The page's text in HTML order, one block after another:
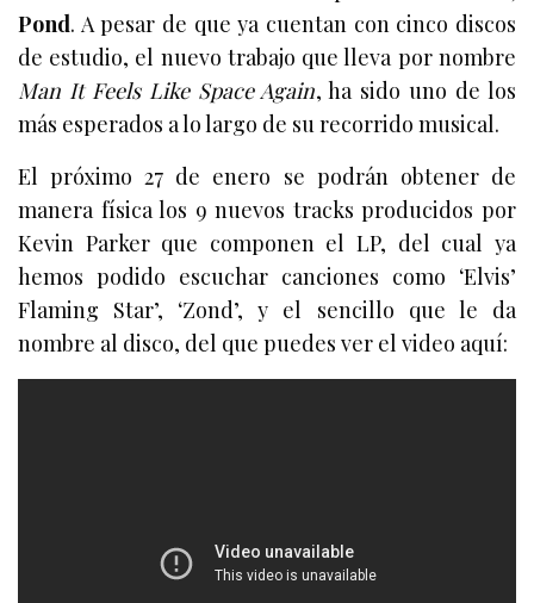
Pond. A pesar de que ya cuentan con cinco discos
de estudio, el nuevo trabajo que lleva por nombre
Man It Feels Like Space Again, ha sido uno de los
más esperados a lo largo de su recorrido musical.
El próximo 27 de enero se podrán obtener de
manera física los 9 nuevos tracks producidos por
Kevin Parker que componen el LP, del cual ya
hemos podido escuchar canciones como ‘Elvis’
Flaming Star’, ‘Zond’, y el sencillo que le da
nombre al disco, del que puedes ver el video aquí: